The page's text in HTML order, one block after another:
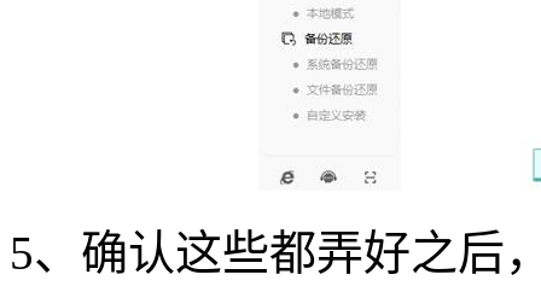
5、确认这些都弄好之后